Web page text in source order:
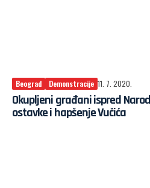
Beograd Demonstracije 11. 7. 2020.
Okupljeni građani ispred
ostavke i hapšenje Vučića